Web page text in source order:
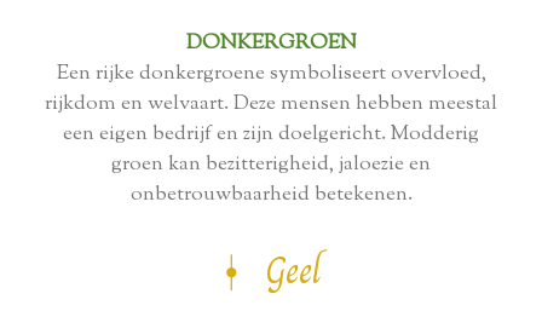
DONKERGROEN
Een rijke donkergroene symboliseert overvloed,
rijkdom en welvaart. Deze mensen hebben meestal
een eigen bedrijf en zijn doelgericht. Modderig
groen kan bezitterigheid, jaloezie en
onbetrouwbaarheid betekenen.
⍿ Geel